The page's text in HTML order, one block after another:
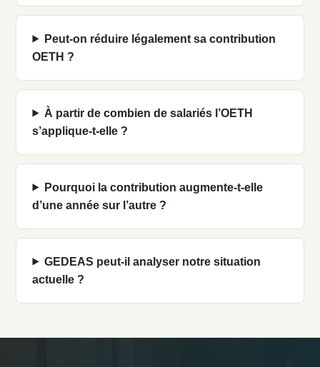
Peut-on réduire légalement sa contribution
OETH ?
À partir de combien de salariés l’OETH
s’applique-t-elle ?
Pourquoi la contribution augmente-t-elle
d’une année sur l’autre ?
GEDEAS peut-il analyser notre situation
actuelle ?